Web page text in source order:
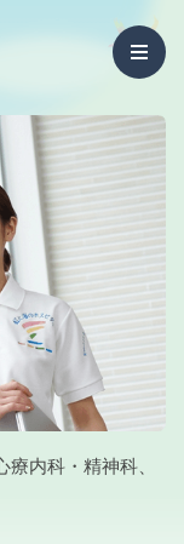
内科・精神科、